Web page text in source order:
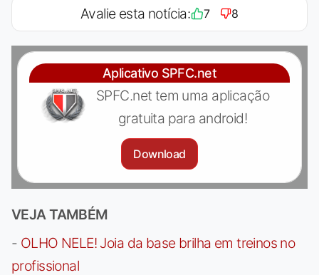
Avalie esta notícia: 7 8
Aplicativo SPFC.net
SPFC.net tem uma aplicação
gratuita para android!
Download
VEJA TAMBÉM
- OLHO NELE! Joia da base brilha em treinos no
profissional